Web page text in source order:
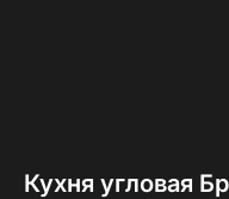
Кухня угловая